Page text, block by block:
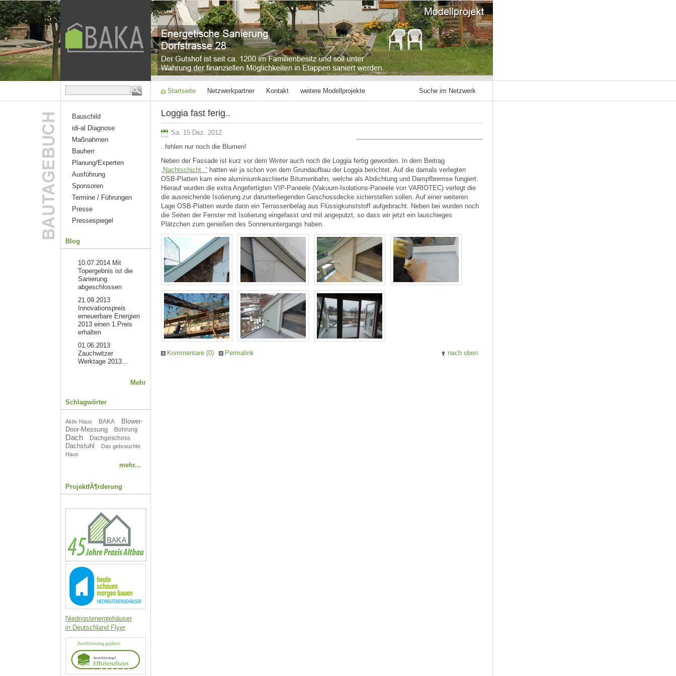
Startseite Netzwerkpartner Kontakt weitere Modellprojekte Suche im Netzwerk
Bauschild
idi-al Diagnose
Maßnahmen
Bauherr
Planung/Experten
Ausführung
Sponsoren
Termine / Führungen
Presse
Pressespiegel
Blog
10.07.2014 Mit
Topergebnis ist die
Sanierung
abgeschlossen
21.09.2013
Innovationspreis
erneuerbare Energien
2013 einen 1.Preis
erhalten
01.06.2013
Zauchwitzer
Werktage 2013...
Mehr
Schlagwörter
Aktiv Haus BAKA
Blower-
Door-Messung
Bohrung
Dach Dachgeschoss
Dachstuhl
Das gebrauchte
Haus
mehr...
ProjektfÃ¶rderung
Niedrigstenergiehäuser
in Deutschland Flyer
Loggia fast ferig..
Sa. 15 Dez. 2012
..fehlen nur noch die Blumen!
Neben der Fassade ist kurz vor dem Winter auch noch die Loggia fertig geworden. In dem Beitrag
„Nachtschicht..“ hatten wir ja schon von dem Grundaufbau der Loggia berichtet. Auf die damals verlegten
OSB-Platten kam eine aluminiumkaschierte Bitumenbahn, welche als Abdichtung und Dampfbremse fungiert.
Hierauf wurden die extra Angefertigten VIP-Paneele (Vakuum-Isolations-Paneele von VARIOTEC) verlegt die
die ausreichende Isolierung zur darunterliegenden Geschossdecke sicherstellen sollen. Auf einer weiteren
Lage OSB-Platten wurde dann ein Terrassenbelag aus Flüssigkunststoff aufgebracht. Neben bei wurden noch
die Seiten der Fenster mit Isolierung eingefasst und mit angeputzt, so dass wir jetzt ein lauschieges
Plätzchen zum genießen des Sonnenuntergangs haben.
Kommentare (0) Permalink nach oben